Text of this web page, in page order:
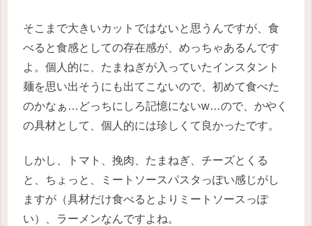
そこまで大きいカットではないと思うんですが、食
べると食感としての存在感が、めっちゃあるんです
よ。個人的に、たまねぎが入っていたインスタント
麺を思い出そうにも出てこないので、初めて食べた
のかなぁ…どっちにしろ記憶にないw…ので、かやく
の具材として、個人的には珍しくて良かったです。
しかし、トマト、挽肉、たまねぎ、チーズとくる
と、ちょっと、ミートソースパスタっぽい感じがし
ますが（具材だけ食べるとよりミートソースっぽ
い）、ラーメンなんですよね。